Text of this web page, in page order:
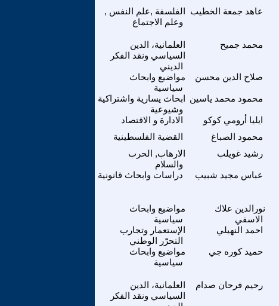
الفلسفة ,علم النفس ,
وعلم الاجتماع
عاهد جمعة الخطيب
العلمانية، الدين
السياسي ونقد الفكر
الديني
محمد جميح
مواضيع وابحاث
سياسية
صلاح الدين محسن
ابحاث يسارية واشتراكية
وشيوعية
محمود محمد ياسين
الادارة و الاقتصاد ايليا أرومي كوكو
القضية الفلسطينية
محمود الصباغ
الارهاب, الحرب
والسلام
رشيد غويلب
دراسات وابحاث قانونية عباس مجيد شبيب
مواضيع وابحاث
سياسية
نورالدين علاك
الاسفي
الإستعمار وتجارب
التحرّر الوطني
احمد النهيلي
مواضيع وابحاث
سياسية
حميد كوره جي
العلمانية، الدين
السياسي ونقد الفكر
رحيم فرحان صدام